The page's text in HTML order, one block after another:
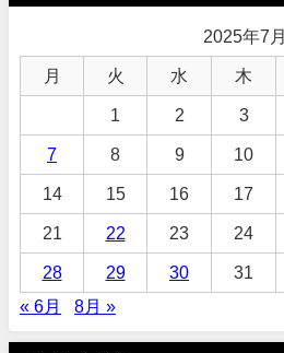
2025年7月
月 火 水 木
1 2 3
7 8 9 10
14 15 16 17
21 22 23 24
28 29 30
31
« 6月
8月 »